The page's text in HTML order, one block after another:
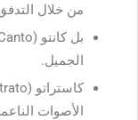
من خلال
الجميل.
الأصوات